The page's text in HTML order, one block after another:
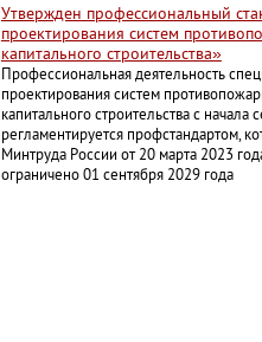
Утвержден профессиональный
проектирования систем
капитального строительства»
Профессиональная деятельность
проектирования систем
капитального строительства с начала
регламентируется профстандартом,
Минтруда России от 20 марта 2023
ограничено 01 сентября 2029 года